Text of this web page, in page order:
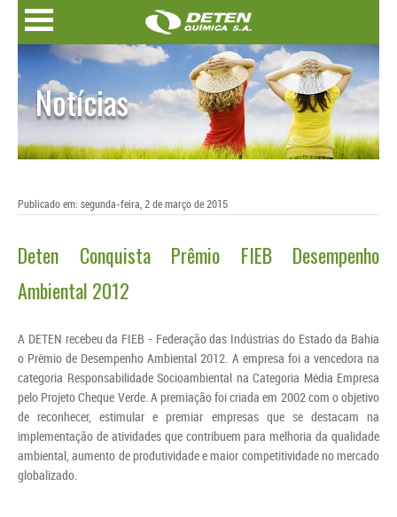
Notícias
Publicado em: segunda-feira, 2 de março de 2015
Deten Conquista Prêmio FIEB Desempenho
Ambiental 2012
A DETEN recebeu da FIEB - Federação das Indústrias do Estado da Bahia
o Prêmio de Desempenho Ambiental 2012. A empresa foi a vencedora na
categoria Responsabilidade Socioambiental na Categoria Média Empresa
pelo Projeto Cheque Verde. A premiação foi criada em 2002 com o objetivo
de reconhecer, estimular e premiar empresas que se destacam na
implementação de atividades que contribuem para melhoria da qualidade
ambiental, aumento de produtividade e maior competitividade no mercado
globalizado.